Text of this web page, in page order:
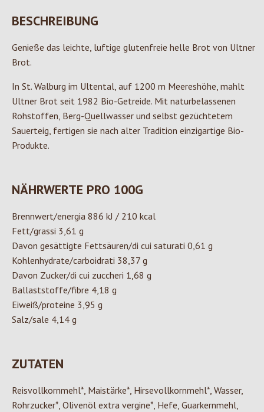
BESCHREIBUNG
Genieße das leichte, luftige glutenfreie helle Brot von Ultner
Brot.
In St. Walburg im Ultental, auf 1200 m Meereshöhe, mahlt
Ultner Brot seit 1982 Bio-Getreide. Mit naturbelassenen
Rohstoffen, Berg-Quellwasser und selbst gezüchtetem
Sauerteig, fertigen sie nach alter Tradition einzigartige Bio-
Produkte.
NÄHRWERTE PRO 100G
Brennwert/energia 886 kJ / 210 kcal
Fett/grassi 3,61 g
Davon gesättigte Fettsäuren/di cui saturati 0,61 g
Kohlenhydrate/carboidrati 38,37 g
Davon Zucker/di cui zuccheri 1,68 g
Ballaststoffe/fibre 4,18 g
Eiweiß/proteine 3,95 g
Salz/sale 4,14 g
ZUTATEN
Reisvollkornmehl*, Maistärke*, Hirsevollkornmehl*, Wasser,
Rohrzucker*, Olivenöl extra vergine*, Hefe, Guarkernmehl,